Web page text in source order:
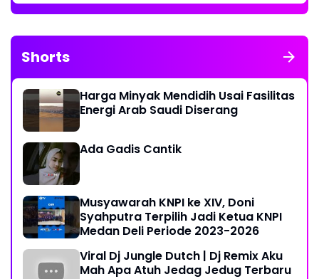
Shorts
Harga Minyak Mendidih Usai Fasilitas
Energi Arab Saudi Diserang
Ada Gadis Cantik
Musyawarah KNPI ke XIV, Doni
Syahputra Terpilih Jadi Ketua KNPI
Medan Deli Periode 2023-2026
Viral Dj Jungle Dutch | Dj Remix Aku
Mah Apa Atuh Jedag Jedug Terbaru